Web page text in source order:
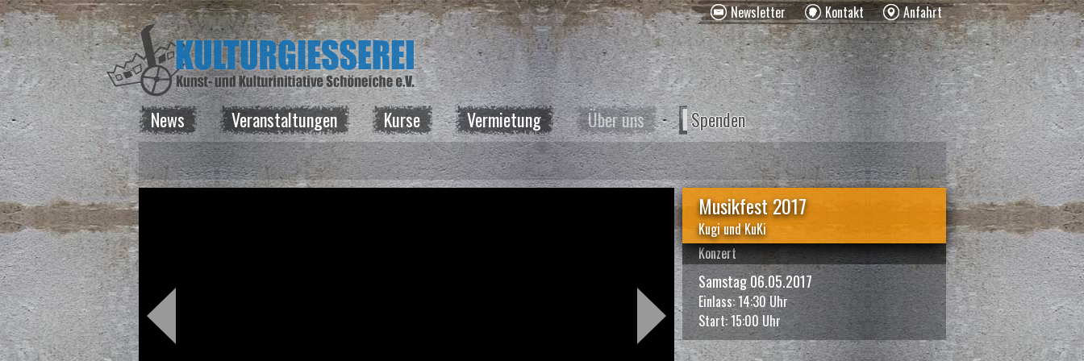
Newsletter Kontakt Anfahrt
News Veranstaltungen Kurse Vermietung Über uns Spenden
News
Über uns
Spenden
Musikfest 2017
Kugi und KuKi
Konzert
Samstag 06.05.2017
Einlass: 14:30 Uhr
Start: 15:00 Uhr